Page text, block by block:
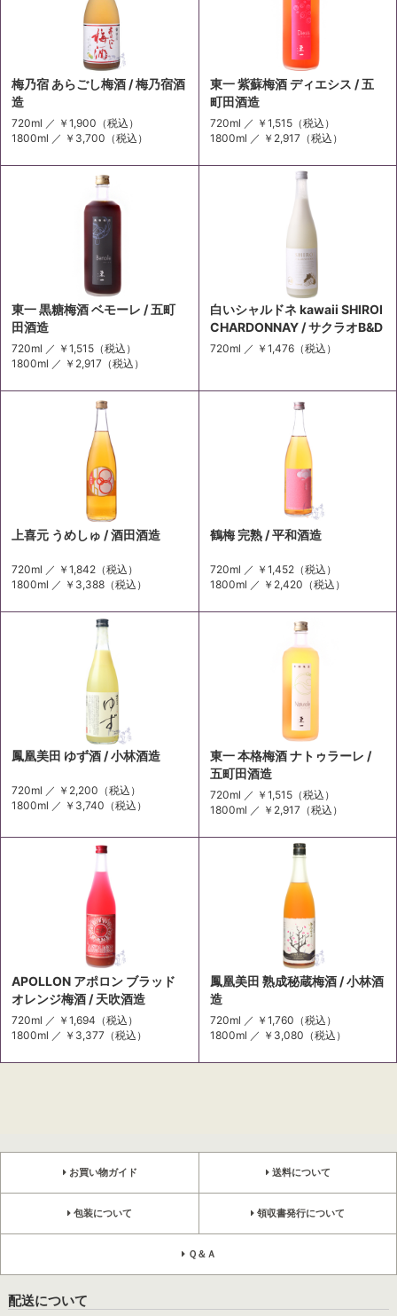
梅乃宿 あらごし梅酒 / 梅乃宿酒
造
720ml ／ ￥1,900 （税込）
1800ml ／ ￥3,700 （税込）
東一 紫蘇梅酒 ディエシス / 五
町田酒造
720ml ／ ￥1,515（税込）
1800ml ／ ￥2,917 （税込）
東一 黒糖梅酒 ベモーレ / 五町
田酒造
720ml ／ ￥1,515 （税込）
1800ml ／ ￥2,917 （税込）
白いシャルドネ kawaii SHIROI
CHARDONNAY / サクラオB&D
720ml ／ ￥1,476（税込）
上喜元 うめしゅ / 酒田酒造
720ml ／ ￥1,842 （税込）
1800ml ／ ￥3,388 （税込）
鶴梅 完熟 / 平和酒造
720ml ／ ￥1,452（税込）
1800ml ／ ￥2,420 （税込）
鳳凰美田 ゆず酒 / 小林酒造
720ml ／ ￥2,200 （税込）
1800ml ／ ￥3,740 （税込）
東一 本格梅酒 ナトゥラーレ /
五町田酒造
720ml ／ ￥1,515（税込）
1800ml ／ ￥2,917 （税込）
APOLLON アポロン ブラッド
オレンジ梅酒 / 天吹酒造
720ml ／ ￥1,694 （税込）
1800ml ／ ￥3,377 （税込）
鳳凰美田 熟成秘蔵梅酒 / 小林酒
造
720ml ／ ￥1,760 （税込）
1800ml ／ ￥3,080 （税込）
お買い物ガイド 送料について
包装について 領収書発行について
Ｑ＆Ａ
配送について